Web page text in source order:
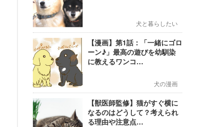
犬と暮らしたい
【漫画】第1話：「一緒にゴロ
ーン♪」最高の遊びを幼馴染
に教えるワンコ…
犬の漫画
【獣医師監修】猫がすぐ横に
なるのはどうして？考えられ
る理由や注意点…